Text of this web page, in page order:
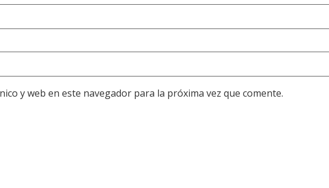
y web en este navegador para la próxima vez que comente.